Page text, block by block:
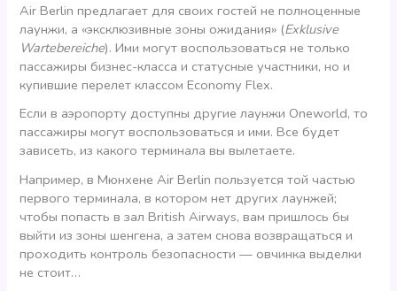
Air Berlin предлагает для своих гостей не полноценные
лаунжи, а «эксклюзивные зоны ожидания» (Exklusive
Wartebereiche). Ими могут воспользоваться не только
пассажиры бизнес-класса и статусные участники, но и
купившие перелет классом Economy Flex.
Если в аэропорту доступны другие лаунжи Oneworld, то
пассажиры могут воспользоваться и ими. Все будет
зависеть, из какого терминала вы вылетаете.
Например, в Мюнхене Air Berlin пользуется той частью
первого терминала, в котором нет других лаунжей;
чтобы попасть в зал British Airways, вам пришлось бы
выйти из зоны шенгена, а затем снова возвращаться и
проходить контроль безопасности — овчинка выделки
не стоит…